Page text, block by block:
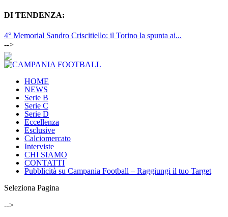
DI TENDENZA:
4° Memorial Sandro Criscitiello: il Torino la spunta ai...
-->
HOME
NEWS
Serie B
Serie C
Serie D
Eccellenza
Esclusive
Calciomercato
Interviste
CHI SIAMO
CONTATTI
Pubblicità su Campania Football – Raggiungi il tuo Target
Seleziona Pagina
-->